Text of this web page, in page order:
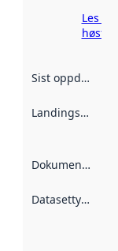
Les
Sist oppdatert
Landingsside
Dokumentasjon
Datasettype